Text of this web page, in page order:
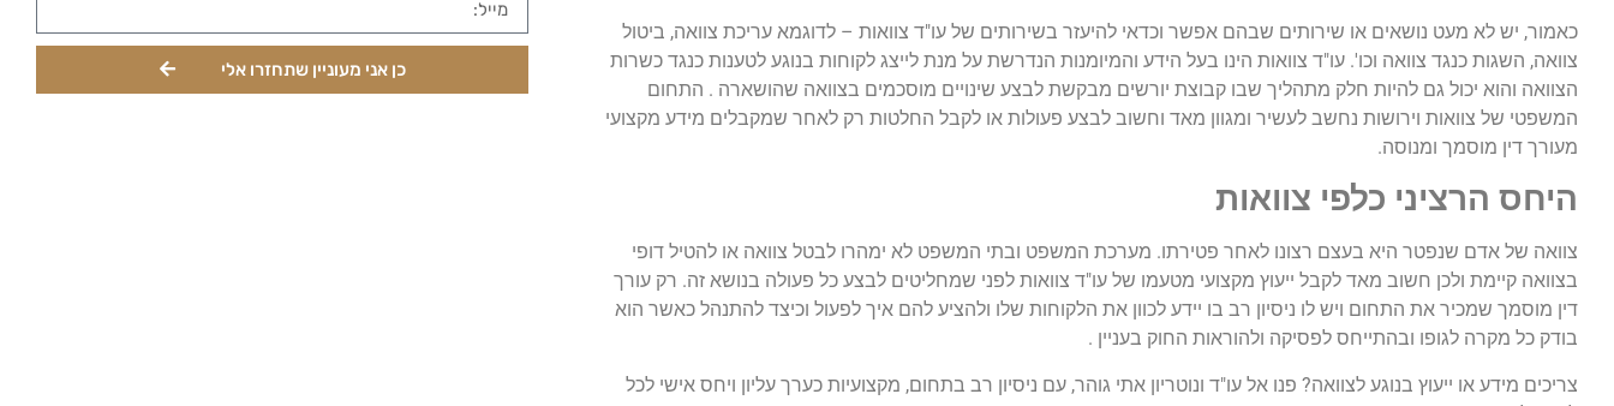
כאמור, יש לא מעט נושאים או שירותים שבהם אפשר וכדאי להיעזר בשירותים של עו"ד צוואות – לדוגמא עריכת צוואה, ביטול
צוואה, השגות כנגד צוואה וכו'. עו"ד צוואות הינו בעל הידע והמיומנות הנדרשת על מנת לייצג לקוחות בנוגע לטענות כנגד כשרות
הצוואה והוא יכול גם להיות חלק מתהליך שבו קבוצת יורשים מבקשת לבצע שינויים מוסכמים בצוואה שהושארה . התחום
המשפטי של צוואות וירושות נחשב לעשיר ומגוון מאד וחשוב לבצע פעולות או לקבל החלטות רק לאחר שמקבלים מידע מקצועי
מעורך דין מוסמך ומנוסה.
היחס הרציני כלפי צוואות
צוואה של אדם שנפטר היא בעצם רצונו לאחר פטירתו. מערכת המשפט ובתי המשפט לא ימהרו לבטל צוואה או להטיל דופי
בצוואה קיימת ולכן חשוב מאד לקבל ייעוץ מקצועי מטעמו של עו"ד צוואות לפני שמחליטים לבצע כל פעולה בנושא זה. רק עורך
דין מוסמך שמכיר את התחום ויש לו ניסיון רב בו יידע לכוון את הלקוחות שלו ולהציע להם איך לפעול וכיצד להתנהל כאשר הוא
בודק כל מקרה לגופו ובהתייחס לפסיקה ולהוראות החוק בעניין .
צריכים מידע או ייעוץ בנוגע לצוואה? פנו אל עו"ד ונוטריון אתי גוהר, עם ניסיון רב בתחום, מקצועיות כערך עליון ויחס אישי לכל
כן אני מעוניין שתחזרו אלי